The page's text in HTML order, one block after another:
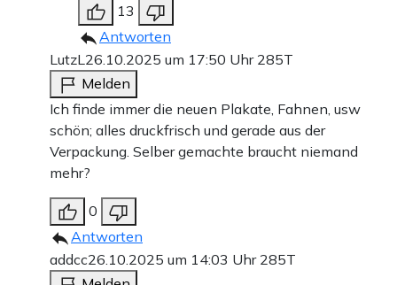
13
Antworten
LutzL 26.10.2025 um 17:50 Uhr 285T
Melden
Ich finde immer die neuen Plakate, Fahnen, usw
schön; alles druckfrisch und gerade aus der
Verpackung. Selber gemachte braucht niemand
mehr?
0
Antworten
addcc26.10.2025 um 14:03 Uhr 285T